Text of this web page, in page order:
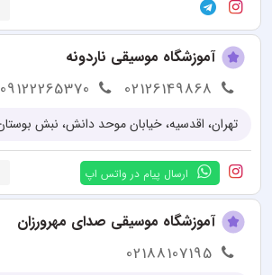
آموزشگاه موسیقی ناردونه
02126149868
09122265370
ارسال پیام در واتس اپ
آموزشگاه موسیقی صدای مهرورزان
02188107195